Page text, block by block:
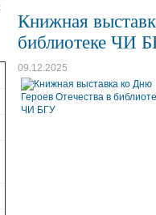
Книжная
библиотеке ЧИ
09.12.2025